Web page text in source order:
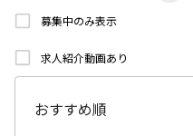
募集中のみ表示
求人紹介動画あり